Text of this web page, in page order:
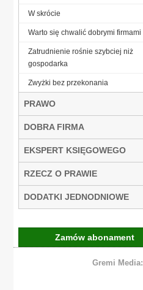
W skrócie
Warto się chwalić dobrymi firmami
Zatrudnienie rośnie szybciej niż
gospodarka
Zwyżki bez przekonania
PRAWO
DOBRA FIRMA
EKSPERT KSIĘGOWEGO
RZECZ O PRAWIE
DODATKI JEDNODNIOWE
Zamów abonament
Gremi Media: